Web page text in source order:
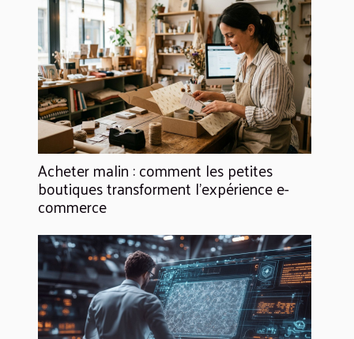
Acheter malin : comment les petites
boutiques transforment l’expérience e-
commerce